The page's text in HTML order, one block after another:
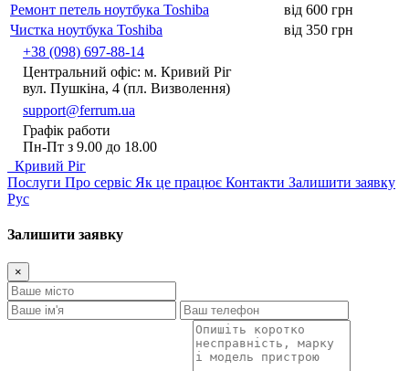
Ремонт петель ноутбука Toshiba
від 600 грн
Чистка ноутбука Toshiba
від 350 грн
+38 (098) 697-88-14
Центральний офіс: м. Кривий Ріг
вул. Пушкіна, 4 (пл. Визволення)
support@ferrum.ua
Графік работи
Пн-Пт з 9.00 до 18.00
Кривий Ріг
Послуги Про сервіс Як це працює Контакти Залишити заявку
Рус
Залишити заявку
×